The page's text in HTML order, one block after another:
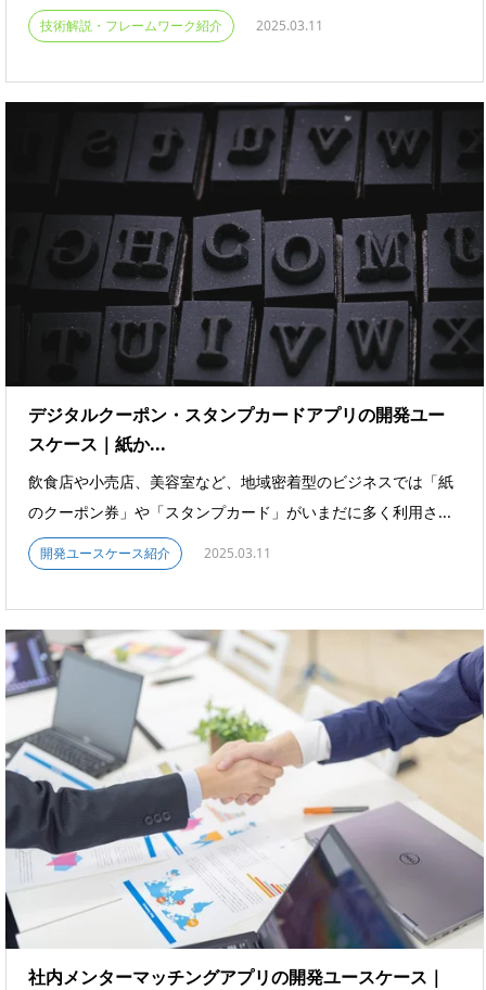
技術解説・フレームワーク紹介 2025.03.11
デジタルクーポン・スタンプカードアプリの開発ユー
スケース｜紙か...
飲食店や小売店、美容室など、地域密着型のビジネスでは「紙
のクーポン券」や「スタンプカード」がいまだに多く利用さ...
開発ユースケース紹介 2025.03.11
社内メンターマッチングアプリの開発ユースケース｜